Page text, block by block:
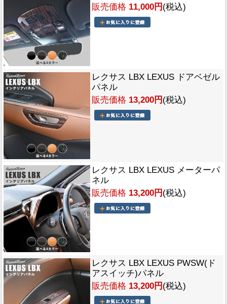
販売価格 11,000円 (税込)
レクサス LBX LEXUS ドアベゼル
パネル
販売価格 13,200円 (税込)
レクサス LBX LEXUS メーターパ
ネル
販売価格 13,200円 (税込)
レクサス LBX LEXUS PWSW(ド
アスイッチ)パネル
販売価格 13,200円 (税込)